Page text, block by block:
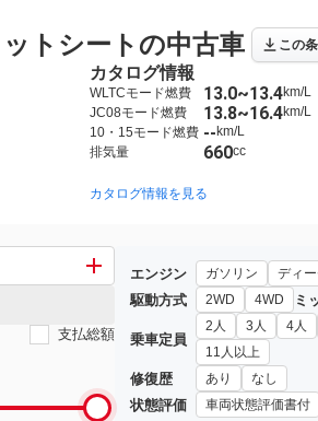
トシートの中古車 この
） 2015年3月~2024年3月（430）
カタログ情報
WLTCモード燃費 13.0~13.4km/L
JC08モード燃費
13.8~16.4km/L
10・15モード燃費 -- km/L
排気量
660cc
カタログ情報を見る
支払総額
エンジン ガソリン ディ
駆動方式 2WD 4WD ミ
乗車定員
2人 3人 4人
11人以上
修復歴 あり なし
状態評価 車両状態評価書付